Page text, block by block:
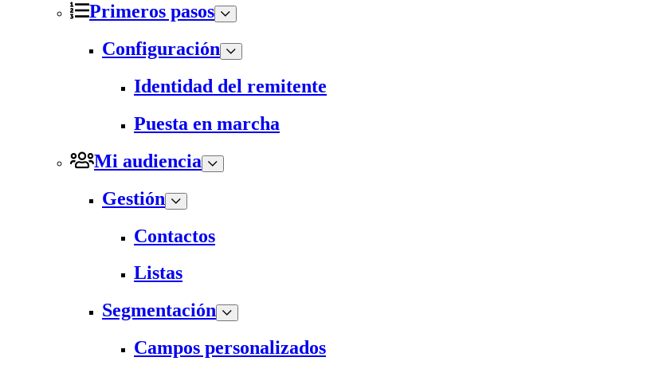
Primeros pasos
Configuración
Identidad del remitente
Puesta en marcha
Mi audiencia
Gestión
Contactos
Listas
Segmentación
Campos personalizados